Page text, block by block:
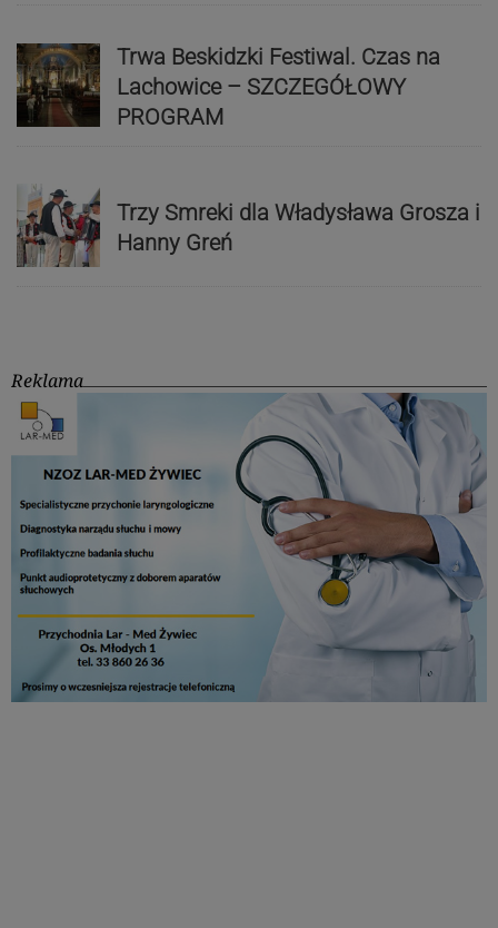
Trwa Beskidzki Festiwal. Czas na
Lachowice – SZCZEGÓŁOWY
PROGRAM
Trzy Smreki dla Władysława Grosza i
Hanny Greń
Reklama